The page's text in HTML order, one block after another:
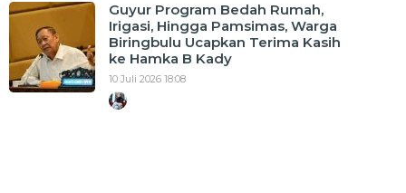
Guyur Program Bedah Rumah,
Irigasi, Hingga Pamsimas, Warga
Biringbulu Ucapkan Terima Kasih
ke Hamka B Kady
10 Juli 2026 18:08